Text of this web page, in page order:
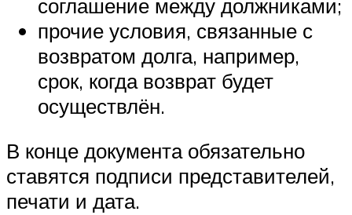
соглашение между должниками;
прочие условия, связанные с
возвратом долга, например,
срок, когда возврат будет
осуществлён.
В конце документа обязательно
ставятся подписи представителей,
печати и дата.